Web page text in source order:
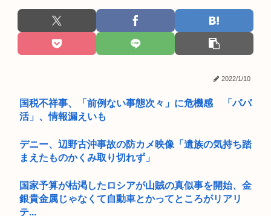
2022/1/10
国税不祥事、「前例ない事態次々」に危機感 「パパ
活」、情報漏えいも
デニー、辺野古沖事故の防カメ映像「遺族の気持ち踏
まえたものかくみ取り切れず」
国家予算が枯渇したロシアが山賊の真似事を開始、金
銀貴金属じゃなくて自動車とかってところがリアリ
テ...